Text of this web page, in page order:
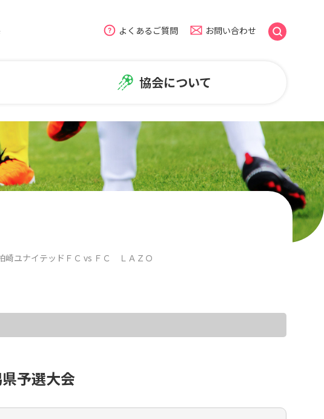
よくあるご質問 お問い合わせ
広報・普及活動
NiFAニュース
める時のよくある質問
サッカースクール・チーム一覧
協会について
連盟
ホームページについて
崎ユナイテッドＦＣ vs ＦＣ ＬＡＺＯ
予選大会